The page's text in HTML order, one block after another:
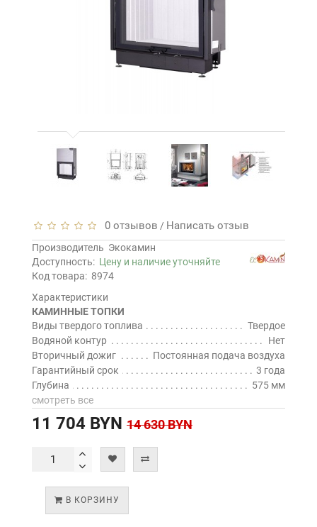
0 отзывов / Написать отзыв
Производитель Экокамин
Доступность: Цену и наличие уточняйте
Код товара: 8974
Характеристики
КАМИННЫЕ ТОПКИ
Виды твердого топлива
Твердое
Водяной контур
Нет
Вторичный дожиг
Постоянная подача воздуха
Гарантийный срок
3 года
Глубина
575 мм
смотреть все
11 704 BYN 14 630 BYN
В КОРЗИНУ